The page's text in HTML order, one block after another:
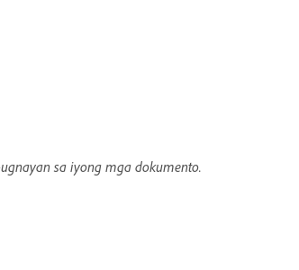
sa iyong mga dokumento.